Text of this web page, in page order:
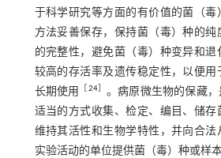
于科学研究等方面的有价值的菌（毒
方法妥善保存，保持菌（毒）种的纯
的完整性，避免菌（毒）种变异和
较高的存活率及遗传稳定性，以便用
长期使用
24］ 。病原微生物的保藏
适当的方式收集、检定、编目、储存
维持其活性和生物学特性，并向合法
实验活动的单位提供菌（毒）种或样